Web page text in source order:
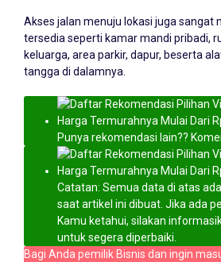
Akses jalan menuju lokasi juga sangat
tersedia seperti kamar mandi pribadi,
keluarga, area parkir, dapur, beserta
tangga di dalamnya.
Punya rekomendasi lain??
Catatan: Semua data di atas
saat artikel ini dibuat. Jika ada
Kamu ketahui, silakan
untuk segera diperbaiki.
Bagi Anda pemilik Bisnis dan ingin